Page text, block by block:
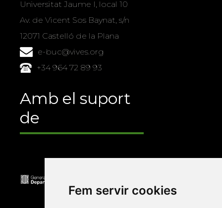
Fem servir cookies
Universitat Jaume I, local 10
Av. de Vicent Sos Baynat, s/n
12071 Castelló de la Plana
e-buc@vives.org
+34 964 72 89 93
Amb el suport
de